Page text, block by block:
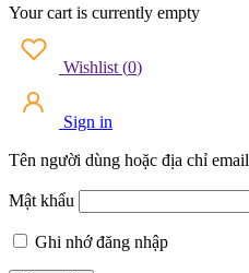
Your cart is currently empty
Wishlist (0)
Sign in
Tên người dùng hoặc địa chỉ email
Mật khẩu
Ghi nhớ đăng nhập